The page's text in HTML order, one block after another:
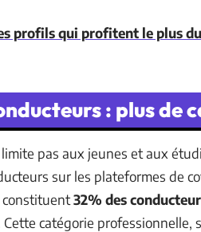
profils qui profitent le plus
: plus de
pas aux jeunes et aux
sur les plateformes de
constituent32% des
catégorie